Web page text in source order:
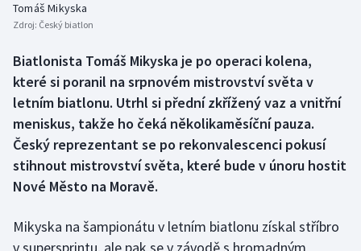
Boby a skeleton
Box
Curling
Dostihy
Florbal
AZ kvíz
Tomáš Mikyska
Zdroj: Český biatlon
Biatlonista Tomáš Mikyska je po operaci kolena,
které si poranil na srpnovém mistrovství světa v
letním biatlonu. Utrhl si přední zkřížený vaz a vnitřní
meniskus, takže ho čeká několikaměsíční pauza.
Český reprezentant se po rekonvalescenci pokusí
stihnout mistrovství světa, které bude v únoru hostit
Nové Město na Moravě.
Mikyska na šampionátu v letním biatlonu získal stříbro